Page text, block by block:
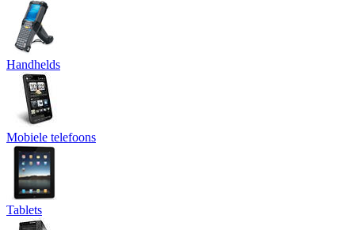
Handhelds
Mobiele telefoons
Tablets